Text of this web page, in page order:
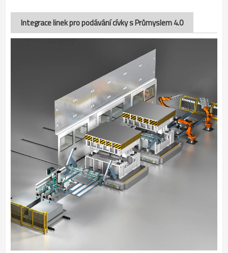
Integrace linek pro podávání cívky s Průmyslem 4.0